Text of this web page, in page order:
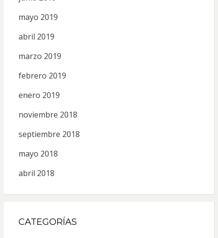
mayo 2019
abril 2019
marzo 2019
febrero 2019
enero 2019
noviembre 2018
septiembre 2018
mayo 2018
abril 2018
CATEGORÍAS